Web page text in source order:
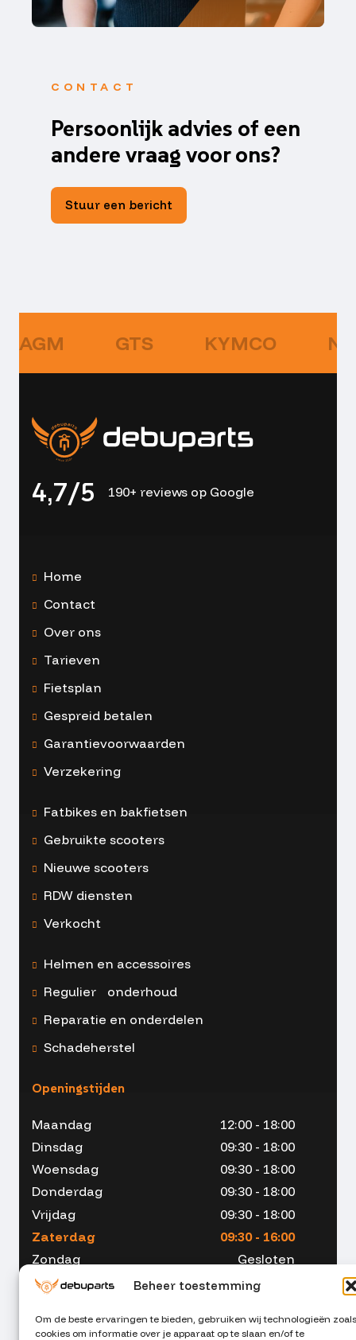
Beheer toestemming
Om de beste ervaringen te bieden, gebruiken wij technologieën zoals
cookies om informatie over je apparaat op te slaan en/of te
CONTACT
Persoonlijk advies of een
andere vraag voor ons?
Stuur een bericht
AGM GTS KYMCO
4,7/5 190+ reviews op Google
Home
Contact
Over ons
Tarieven
Fietsplan
Gespreid betalen
Garantievoorwaarden
Verzekering
Fatbikes en bakfietsen
Gebruikte scooters
Nieuwe scooters
RDW diensten
Verkocht
Helmen en accessoires
Regulier onderhoud
Reparatie en onderdelen
Schadeherstel
Openingstijden
Maandag
12:00 - 18:00
Dinsdag
09:30 - 18:00
Woensdag
09:30 - 18:00
Donderdag
09:30 - 18:00
Vrijdag
09:30 - 18:00
Zaterdag
09:30 - 16:00
Zondag
Gesloten